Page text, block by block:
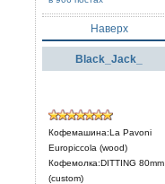
Наверх
Black_Jack_
Кофемашина:La Pavoni
Europiccola (wood)
Кофемолка:DITTING 80mm
(custom)